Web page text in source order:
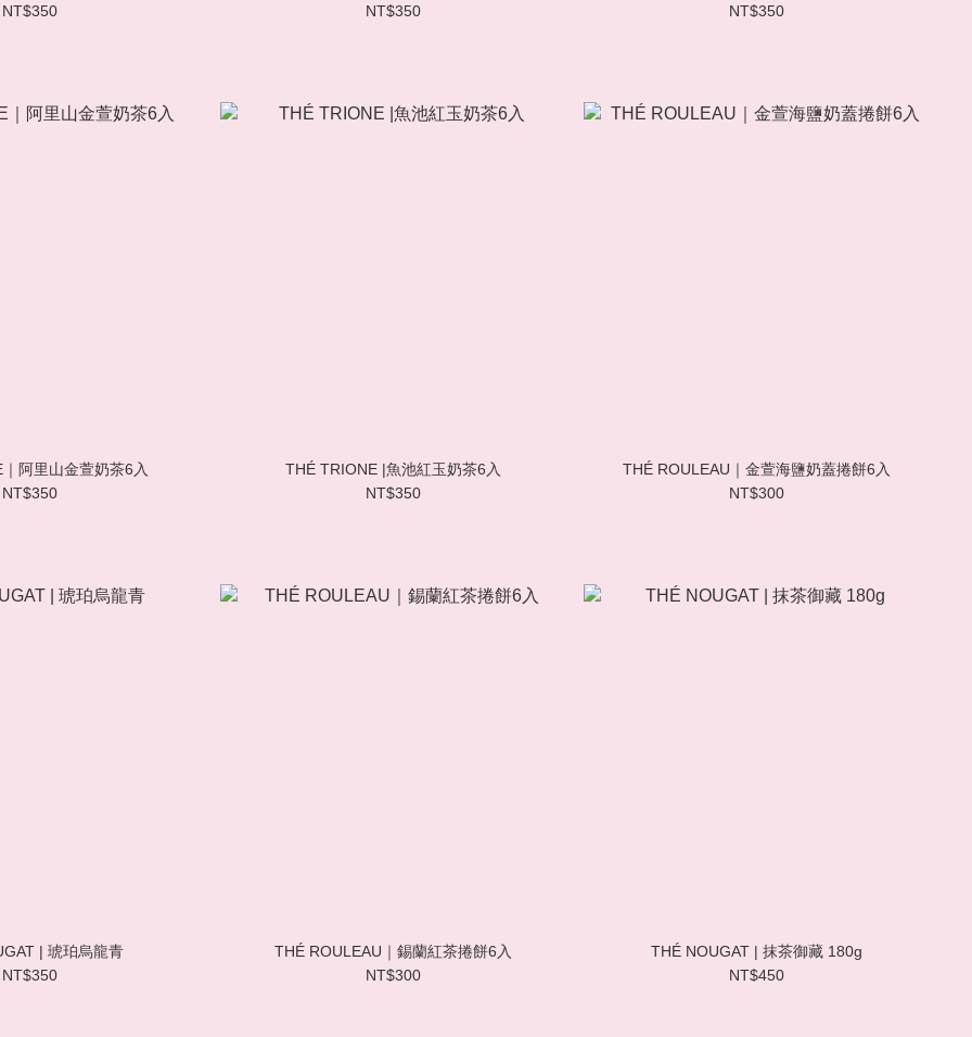
NT$350
NT$350
NT$350
阿里山金萱奶茶6入
NT$350
THÉ TRIONE |魚池紅玉奶茶6入
NT$350
THÉ ROULEAU｜金萱海鹽奶蓋捲餅6入
NT$300
| 琥珀烏龍青
NT$350
THÉ ROULEAU｜錫蘭紅茶捲餅6入
NT$300
THÉ NOUGAT | 抹茶御藏 180g
NT$450